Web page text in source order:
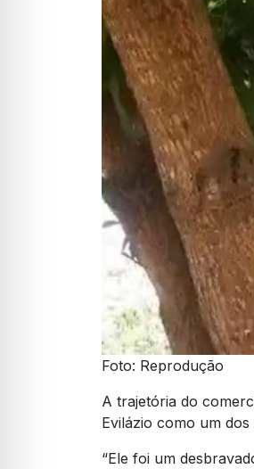
Foto: Reprodução
A trajetória do
Evilázio como um
“Ele foi um